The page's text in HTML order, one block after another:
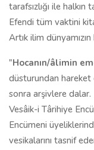
tarafsızlığı ile
Efendi tüm vaktini
Artık ilim
"Hocanın/âlimin
düsturundan
sonra arşivlere
Vesâik-i Târihiye
Encümeni
vesikalarını tasnif